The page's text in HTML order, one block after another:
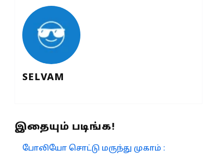
SELVAM
இதையும் படிங்க!
போலியோ சொட்டு மருந்து முகாம் :